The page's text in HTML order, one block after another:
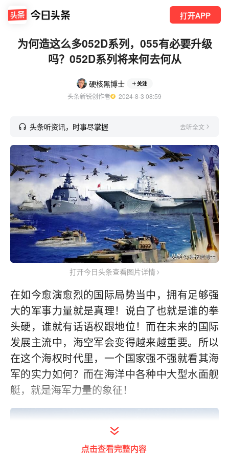
打开APP
为何造这么多052D系列，055有必要升级
吗？052D系列将来何去何从
硬核黑博士 关注
头条新锐创作者
  2024-8-3 08:59
头条听资讯，时事尽掌握 去听全文
打开今日头条查看图片详情
在如今愈演愈烈的国际局势当中，拥有足够强
大的军事力量就是真理！说白了也就是谁的拳
头硬，谁就有话语权跟地位！而在未来的国际
发展主流中，海空军会变得越来越重要。所以
在这个海权时代里，一个国家强不强就看其海
军的实力如何？而在海洋中各种中大型水面舰
艇，就是海军力量的象征！
点击查看完整内容